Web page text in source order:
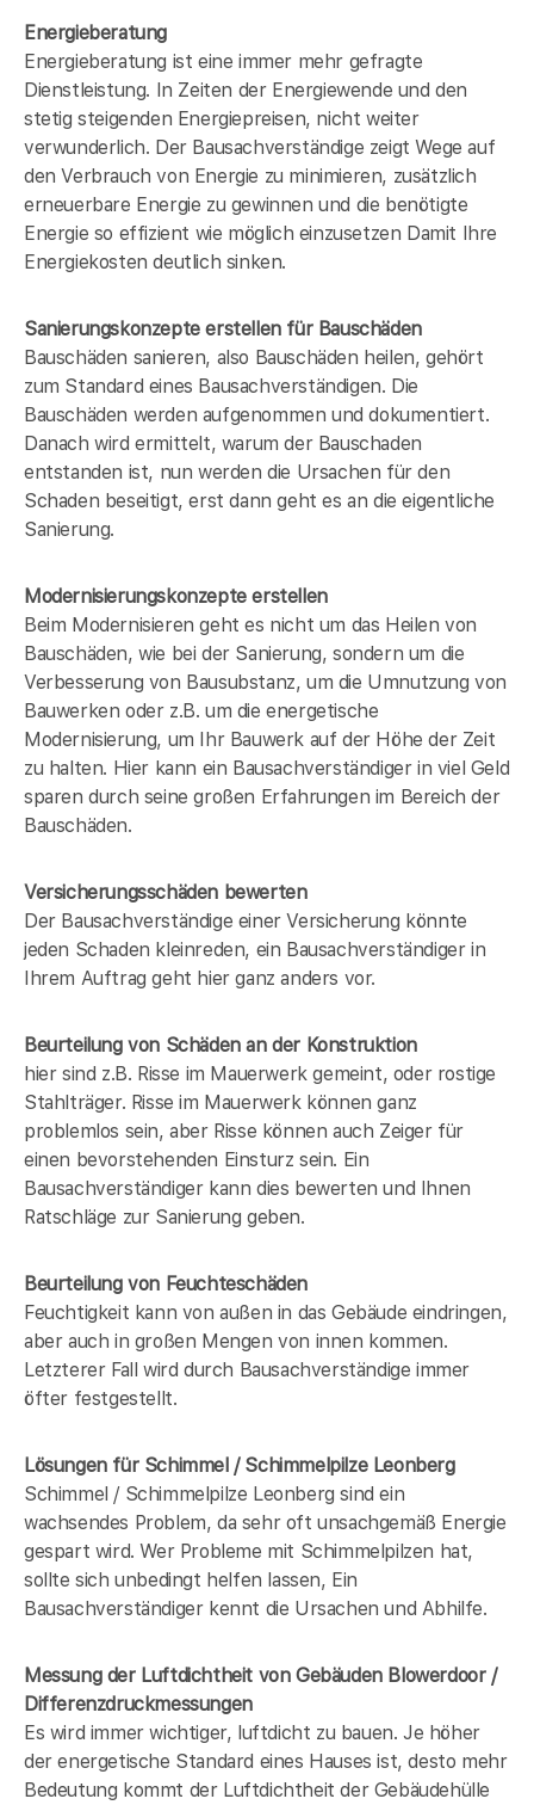
Energieberatung
Energieberatung ist eine immer mehr gefragte
Dienstleistung. In Zeiten der Energiewende und den
stetig steigenden Energiepreisen, nicht weiter
verwunderlich. Der Bausachverständige zeigt Wege auf
den Verbrauch von Energie zu minimieren, zusätzlich
erneuerbare Energie zu gewinnen und die benötigte
Energie so effizient wie möglich einzusetzen Damit Ihre
Energiekosten deutlich sinken.
Sanierungskonzepte erstellen für Bauschäden
Bauschäden sanieren, also Bauschäden heilen, gehört
zum Standard eines Bausachverständigen. Die
Bauschäden werden aufgenommen und dokumentiert.
Danach wird ermittelt, warum der Bauschaden
entstanden ist, nun werden die Ursachen für den
Schaden beseitigt, erst dann geht es an die eigentliche
Sanierung.
Modernisierungskonzepte erstellen
Beim Modernisieren geht es nicht um das Heilen von
Bauschäden, wie bei der Sanierung, sondern um die
Verbesserung von Bausubstanz, um die Umnutzung von
Bauwerken oder z.B. um die energetische
Modernisierung, um Ihr Bauwerk auf der Höhe der Zeit
zu halten. Hier kann ein Bausachverständiger in viel Geld
sparen durch seine großen Erfahrungen im Bereich der
Bauschäden.
Versicherungsschäden bewerten
Der Bausachverständige einer Versicherung könnte
jeden Schaden kleinreden, ein Bausachverständiger in
Ihrem Auftrag geht hier ganz anders vor.
Beurteilung von Schäden an der Konstruktion
hier sind z.B. Risse im Mauerwerk gemeint, oder rostige
Stahlträger. Risse im Mauerwerk können ganz
problemlos sein, aber Risse können auch Zeiger für
einen bevorstehenden Einsturz sein. Ein
Bausachverständiger kann dies bewerten und Ihnen
Ratschläge zur Sanierung geben.
Beurteilung von Feuchteschäden
Feuchtigkeit kann von außen in das Gebäude eindringen,
aber auch in großen Mengen von innen kommen.
Letzterer Fall wird durch Bausachverständige immer
öfter festgestellt.
Lösungen für Schimmel / Schimmelpilze Leonberg
Schimmel / Schimmelpilze Leonberg sind ein
wachsendes Problem, da sehr oft unsachgemäß Energie
gespart wird. Wer Probleme mit Schimmelpilzen hat,
sollte sich unbedingt helfen lassen, Ein
Bausachverständiger kennt die Ursachen und Abhilfe.
Messung der Luftdichtheit von Gebäuden Blowerdoor /
Differenzdruckmessungen
Es wird immer wichtiger, luftdicht zu bauen. Je höher
der energetische Standard eines Hauses ist, desto mehr
Bedeutung kommt der Luftdichtheit der Gebäudehülle